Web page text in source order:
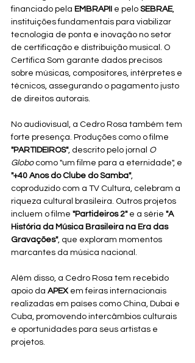
financiado pela EMBRAPII e pelo SEBRAE,
instituições fundamentais para viabilizar
tecnologia de ponta e inovação no setor
de certificação e distribuição musical. O
Certifica Som garante dados precisos
sobre músicas, compositores, intérpretes e
técnicos, assegurando o pagamento justo
de direitos autorais.
No audiovisual, a Cedro Rosa também tem
forte presença. Produções como o filme
"PARTIDEIROS", descrito pelo jornal O
Globo como "um filme para a eternidade", e
"+40 Anos do Clube do Samba",
coproduzido com a TV Cultura, celebram a
riqueza cultural brasileira. Outros projetos
incluem o filme "Partideiros 2" e a série "A
História da Música Brasileira na Era das
Gravações", que exploram momentos
marcantes da música nacional.
Além disso, a Cedro Rosa tem recebido
apoio da APEX em feiras internacionais
realizadas em países como China, Dubai e
Cuba, promovendo intercâmbios culturais
e oportunidades para seus artistas e
projetos.